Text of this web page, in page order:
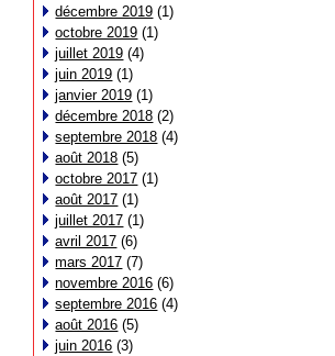
décembre 2019 (1)
octobre 2019 (1)
juillet 2019 (4)
juin 2019 (1)
janvier 2019 (1)
décembre 2018 (2)
septembre 2018 (4)
août 2018 (5)
octobre 2017 (1)
août 2017 (1)
juillet 2017 (1)
avril 2017 (6)
mars 2017 (7)
novembre 2016 (6)
septembre 2016 (4)
août 2016 (5)
juin 2016 (3)